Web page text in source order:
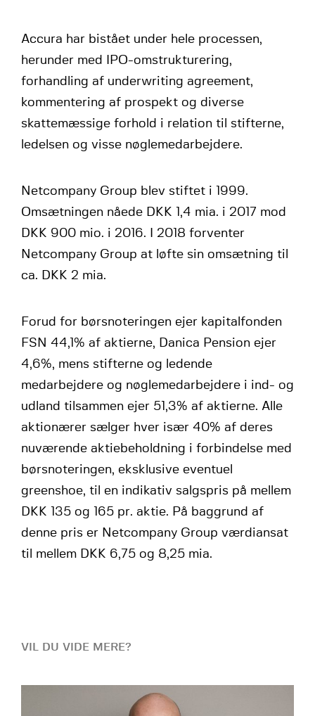
Accura har bistået under hele processen,
herunder med IPO-omstrukturering,
forhandling af underwriting agreement,
kommentering af prospekt og diverse
skattemæssige forhold i relation til stifterne,
ledelsen og visse nøglemedarbejdere.
Netcompany Group blev stiftet i 1999.
Omsætningen nåede DKK 1,4 mia. i 2017 mod
DKK 900 mio. i 2016. I 2018 forventer
Netcompany Group at løfte sin omsætning til
ca. DKK 2 mia.
Forud for børsnoteringen ejer kapitalfonden
FSN 44,1% af aktierne, Danica Pension ejer
4,6%, mens stifterne og ledende
medarbejdere og nøglemedarbejdere i ind- og
udland tilsammen ejer 51,3% af aktierne. Alle
aktionærer sælger hver især 40% af deres
nuværende aktiebeholdning i forbindelse med
børsnoteringen, eksklusive eventuel
greenshoe, til en indikativ salgspris på mellem
DKK 135 og 165 pr. aktie. På baggrund af
denne pris er Netcompany Group værdiansat
til mellem DKK 6,75 og 8,25 mia.
VIL DU VIDE MERE?